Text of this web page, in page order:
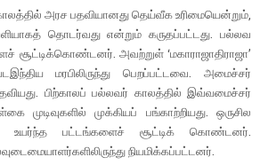
அரச பதவியானது தெய்வீக உரிமையென்றும்,
தொடர்வது என்றும் கருதப்பட்டது. பல்லவ
சூட்டிக்கொண்டனர். அவற்றுள் ‘மகாராஜாதிராஜா’
மரபிலிருந்து பெறப்பட்டவை. அமைச்சர்
பிற்காலப் பல்லவர் காலத்தில் இவ்வமைச்சர்
முடிவுகளில் முக்கியப் பங்காற்றியது. ஒருசில
உயர்ந்த பட்டங்களைச் சூட்டிக் கொண்டனர்.
நியமிக்கப்பட்டனர்.